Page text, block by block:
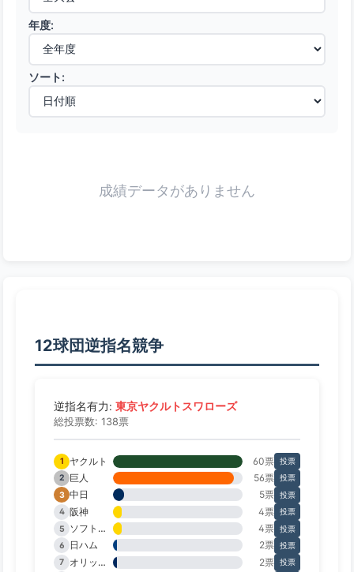
年度:
ソート:
成績データがありません
12球団逆指名競争
逆指名有力: 東京ヤクルトスワローズ
総投票数: 138票
1 ヤクルト 60票 投票
2
巨人 56票 投票
3 中日 5票 投票
4 阪神 4票 投票
5
ソフトバンク 4票 投票
6
日ハム 2票 投票
7
オリックス 2票 投票